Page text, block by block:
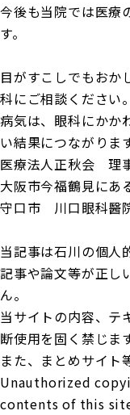
今後も当院では医療
す。
目がすこしでもおか
科にご相談ください。
病気は、眼科にかか
い結果につながります
医療法人正秋会 理
大阪市今福鶴見にあ
守口市 川口眼科醫
当記事は石川の個人
記事や論文等が正し
ん。
当サイトの内容、テ
断使用を固く禁じます
また、まとめサイト
Unauthorized
contents of this